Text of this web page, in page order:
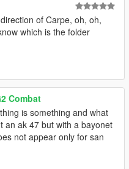
of Carpe, oh, oh,
which is the folder
Combat
is something and what
an ak 47 but with a bayonet
not appear only for san